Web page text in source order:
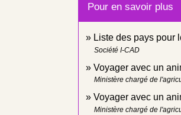
Pour en savoir plus
Liste des pays pour
Société I-CAD
Voyager avec un
Ministère chargé de
Voyager avec un
Ministère chargé de